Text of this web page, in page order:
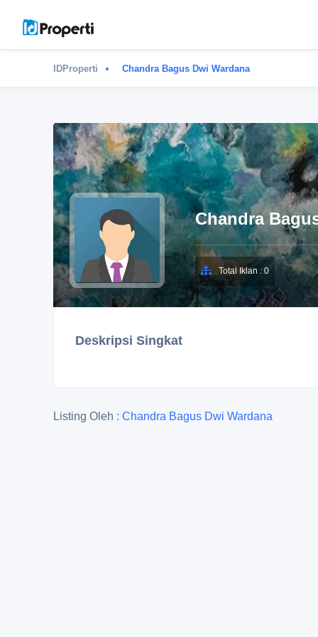
IDProperti Chandra Bagus Dwi Wardana
Chandra
Total Iklan : 0
Deskripsi Singkat
Listing Oleh : Chandra Bagus Dwi Wardana